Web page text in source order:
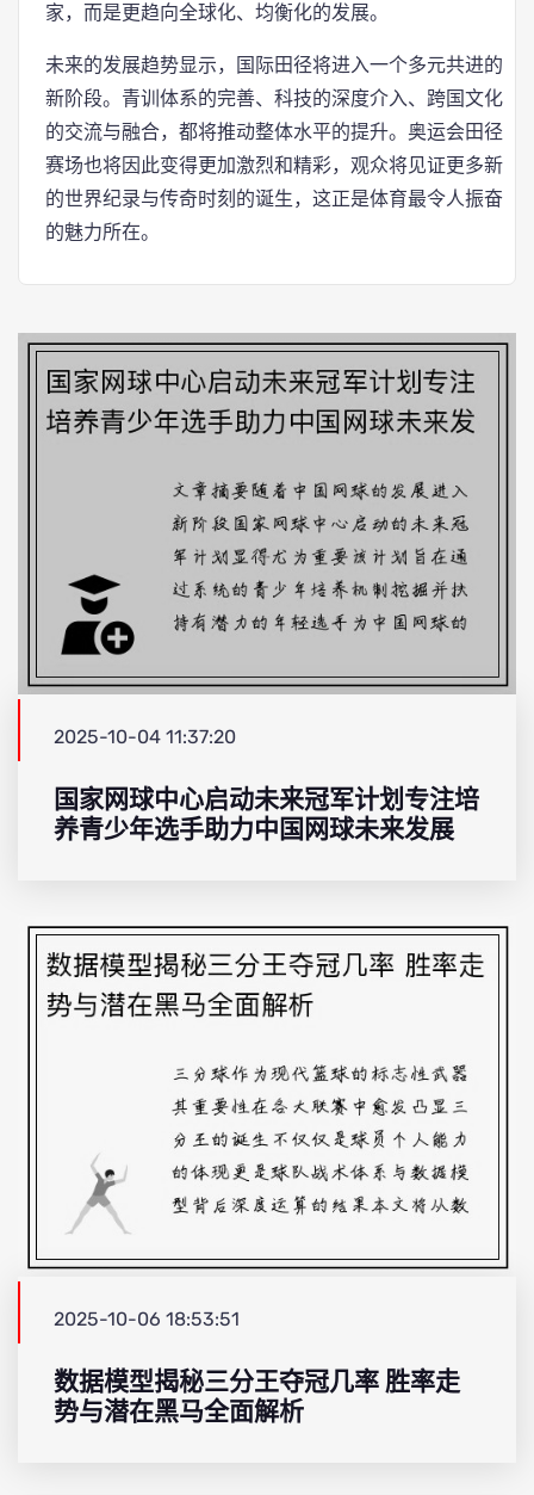
家，而是更趋向全球化、均衡化的发展。
未来的发展趋势显示，国际田径将进入一个多元共进的
新阶段。青训体系的完善、科技的深度介入、跨国文化
的交流与融合，都将推动整体水平的提升。奥运会田径
赛场也将因此变得更加激烈和精彩，观众将见证更多新
的世界纪录与传奇时刻的诞生，这正是体育最令人振奋
的魅力所在。
2025-10-04 11:37:20
国家网球中心启动未来冠军计划专注培
养青少年选手助力中国网球未来发展
2025-10-06 18:53:51
数据模型揭秘三分王夺冠几率 胜率走
势与潜在黑马全面解析